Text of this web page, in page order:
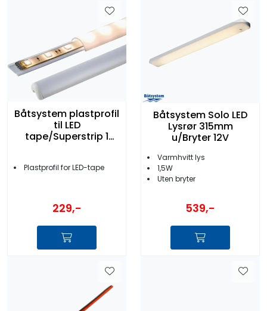
Båtsystem plastprofil
til LED
tape/Superstrip 1
Plastprofil for LED-tape
229,-
Båtsystem Solo LED
Lysrør 315mm
u/Bryter 12V
Varmhvitt lys
1,5W
Uten bryter
539,-